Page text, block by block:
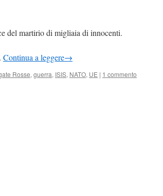
del martirio di migliaia di innocenti.
Continua a leggere→
Rosse, guerra, ISIS, NATO, UE | 1 commento